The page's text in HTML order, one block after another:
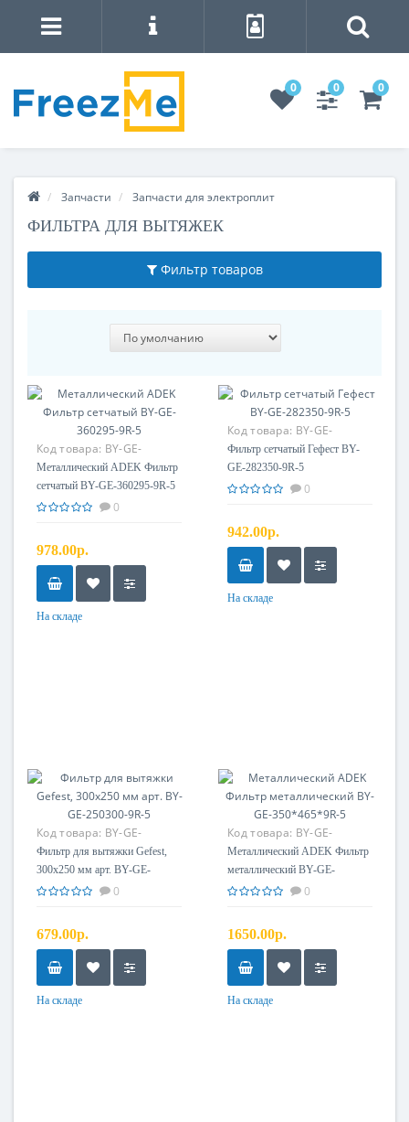
0 0 0
Запчасти Запчасти для электроплит
ФИЛЬТРА ДЛЯ ВЫТЯЖЕК
Фильтр товаров
Код товара: BY-GE-
360295-9R-5
Металлический ADEK Фильтр
сетчатый BY-GE-360295-9R-5
0
978.00р.
На складе
Код товара: BY-GE-
282350-9R-5
Фильтр сетчатый Гефест BY-
GE-282350-9R-5
0
942.00р.
На складе
Код товара: BY-GE-
250300-9R-5
Фильтр для вытяжки Gefest,
300х250 мм арт. BY-GE-
250300-9R-5
0
679.00р.
На складе
Код товара: BY-GE-
3504659R-5
Металлический ADEK Фильтр
металлический BY-GE-
350*465*9R-5
0
1650.00р.
На складе